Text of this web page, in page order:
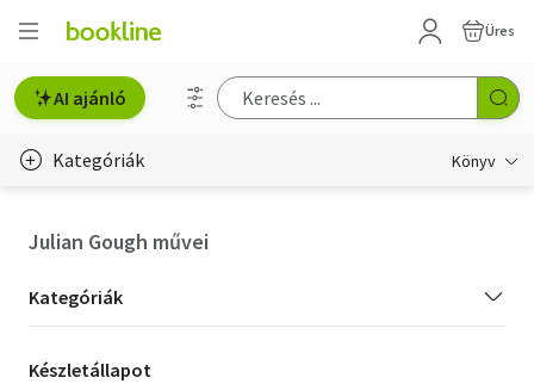
Üres
AI ajánló
Kategóriák Könyv
Hobbi, szabadidő
Julian Gough művei
Kategória
szűrés
Kategóriák
Készletállapot
Készletállapot